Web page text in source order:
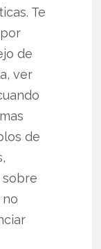
Te
de
ver
de
sobre
no